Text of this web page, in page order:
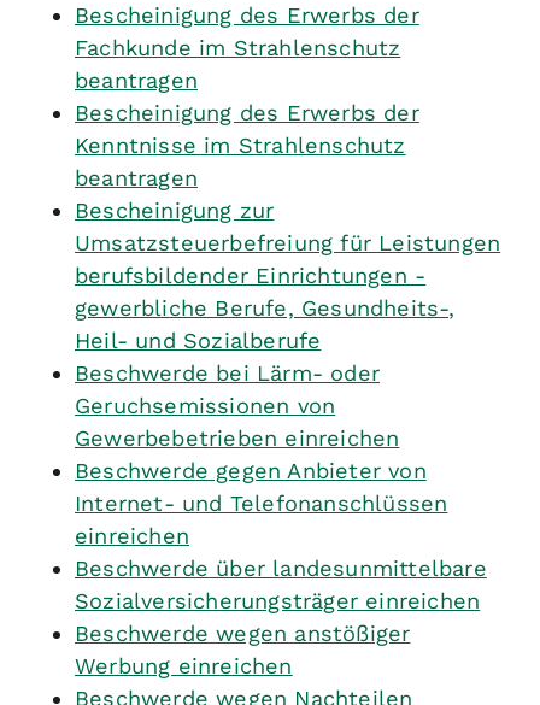
Bescheinigung des Erwerbs der
Fachkunde im Strahlenschutz
beantragen
Bescheinigung des Erwerbs der
Kenntnisse im Strahlenschutz
beantragen
Bescheinigung zur
Umsatzsteuerbefreiung für Leistungen
berufsbildender Einrichtungen -
gewerbliche Berufe, Gesundheits-,
Heil- und Sozialberufe
Beschwerde bei Lärm- oder
Geruchsemissionen von
Gewerbebetrieben einreichen
Beschwerde gegen Anbieter von
Internet- und Telefonanschlüssen
einreichen
Beschwerde über landesunmittelbare
Sozialversicherungsträger einreichen
Beschwerde wegen anstößiger
Werbung einreichen
Beschwerde wegen Nachteilen